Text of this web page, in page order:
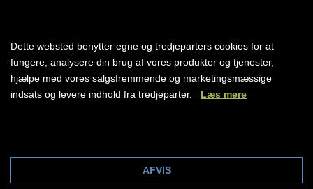
LÆS MERE
Dette websted benytter egne og tredjeparters cookies for at
fungere, analysere din brug af vores produkter og tjenester,
hjælpe med vores salgsfremmende og marketingsmæssige
indsats og levere indhold fra tredjeparter. Læs mere
AFVIS